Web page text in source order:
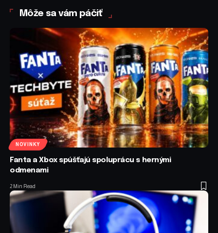
Môže sa vám páčiť
NOVINKY
Fanta a Xbox spúšťajú spoluprácu s hernými
odmenami
2 Min Read